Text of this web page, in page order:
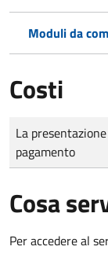
Moduli da
Costi
Tipo di pagamento
Importo
La
pagamento
Cosa
Per accedere al